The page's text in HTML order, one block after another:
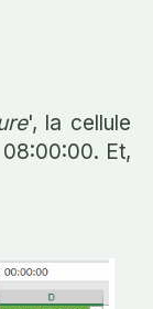
', la cellule
Et,